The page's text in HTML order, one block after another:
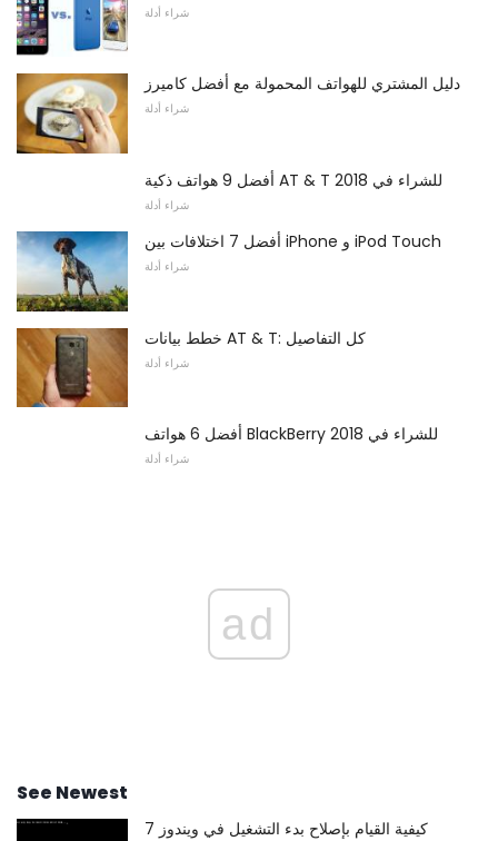
شراء أدلة
دليل المشتري للهواتف المحمولة مع أفضل كاميرز
شراء أدلة
أفضل 9 هواتف ذكية AT & T للشراء في 2018
شراء أدلة
أفضل 7 اختلافات بين iPhone و iPod Touch
شراء أدلة
خطط بيانات AT & T: كل التفاصيل
شراء أدلة
أفضل 6 هواتف BlackBerry للشراء في 2018
شراء أدلة
ad
See Newest
كيفية القيام بإصلاح بدء التشغيل في ويندوز 7